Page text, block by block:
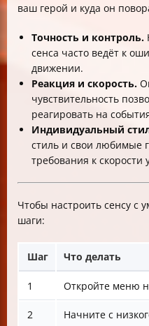
ваш герой и куда он
Точность и контроль.
сенса часто ведёт к
движении.
Реакция и скорость.
чувствительность
реагировать на
Индивидуальный
стиль и свои любимые
требования к скорости
Чтобы настроить сенсу с
шаги:
Шаг Что делать
1 Откройте меню
2 Начните с